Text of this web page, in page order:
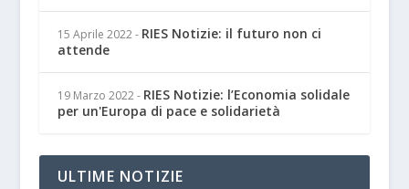
15 Aprile 2022 - RIES Notizie: il futuro non ci
attende
19 Marzo 2022 - RIES Notizie: l’Economia solidale
per un'Europa di pace e solidarietà
ULTIME NOTIZIE